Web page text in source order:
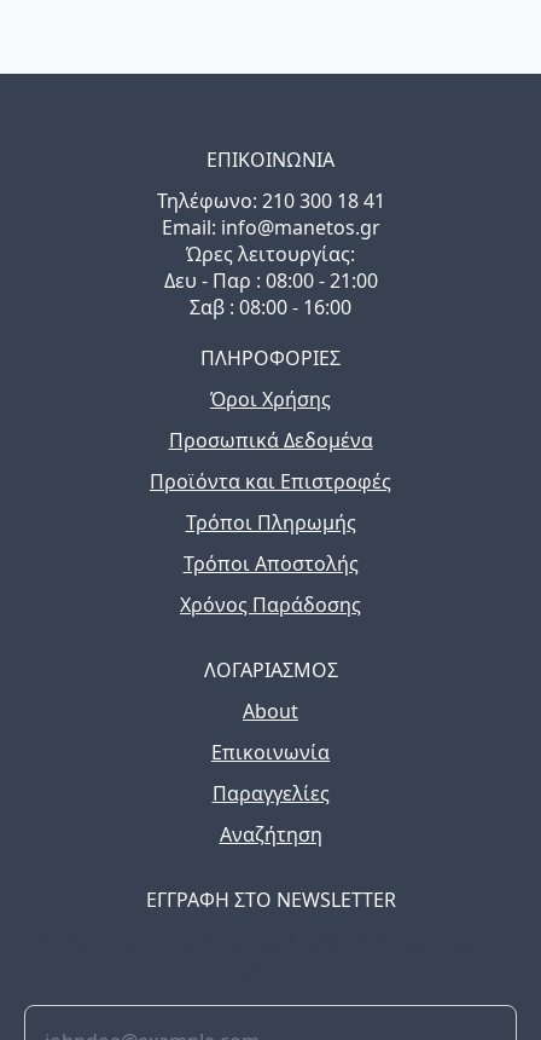
ΕΠΙΚΟΙΝΩΝΙΑ
Τηλέφωνo: 210 300 18 41
Email: info@manetos.gr
Ώρες λειτουργίας:
Δευ - Παρ : 08:00 - 21:00
Σαβ : 08:00 - 16:00
ΠΛΗΡΟΦΟΡΙΕΣ
Όροι Χρήσης
Προσωπικά Δεδομένα
Προϊόντα και Επιστροφές
Τρόποι Πληρωμής
Τρόποι Αποστολής
Χρόνος Παράδοσης
ΛΟΓΑΡΙΑΣΜΟΣ
About
Επικοινωνία
Παραγγελίες
Αναζήτηση
ΕΓΓΡΑΦΗ ΣΤΟ NEWSLETTER